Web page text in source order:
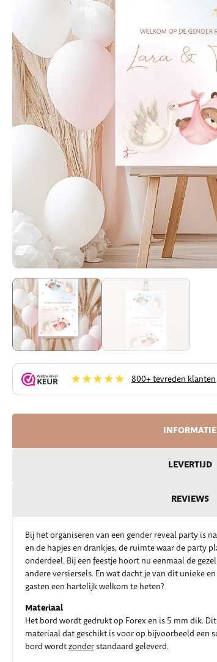
★★★★★ 800+ tevreden klanten
INFORMATIE
LEVERTIJD
REVIEWS
Bij het organiseren van een gender reveal party is
en de hapjes en drankjes, de ruimte waar de party
onderdeel. Bij een feestje hoort nu eenmaal de
andere versiersels. En wat dacht je van dit unieke
gasten een hartelijk welkom te heten?
Materiaal
Het bord wordt gedrukt op Forex en is 5 mm dik.
materiaal dat geschikt is voor op bijvoorbeeld een
bord wordtzonderstandaard geleverd.